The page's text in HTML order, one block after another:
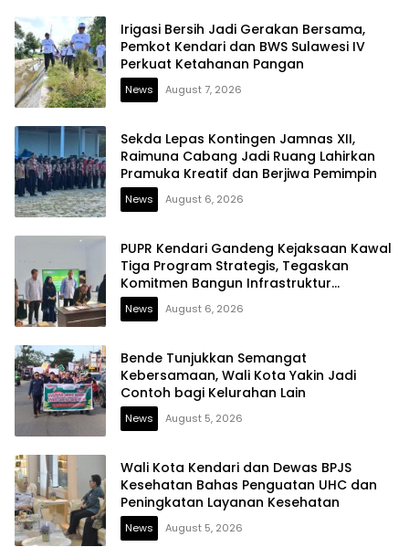
Irigasi Bersih Jadi Gerakan Bersama,
Pemkot Kendari dan BWS Sulawesi IV
Perkuat Ketahanan Pangan
News August 7, 2026
Sekda Lepas Kontingen Jamnas XII,
Raimuna Cabang Jadi Ruang Lahirkan
Pramuka Kreatif dan Berjiwa Pemimpin
News August 6, 2026
PUPR Kendari Gandeng Kejaksaan Kawal
Tiga Program Strategis, Tegaskan
Komitmen Bangun Infrastruktur
Berintegritas
News August 6, 2026
Bende Tunjukkan Semangat
Kebersamaan, Wali Kota Yakin Jadi
Contoh bagi Kelurahan Lain
News August 5, 2026
Wali Kota Kendari dan Dewas BPJS
Kesehatan Bahas Penguatan UHC dan
Peningkatan Layanan Kesehatan
News August 5, 2026